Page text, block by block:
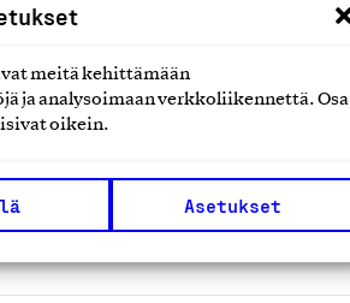
meitä kehittämään
ja analysoimaan verkkoliikennettä. Osa
oikein.
Asetukset